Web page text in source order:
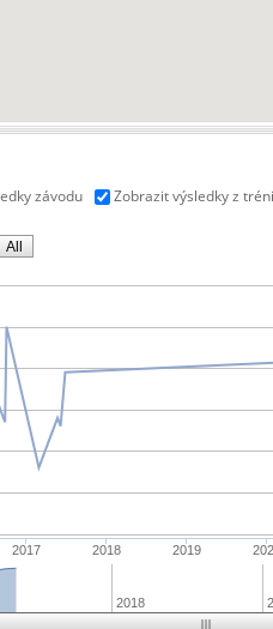
závodu
Zobrazit výsledky z
2017 2018 2019
2018
All